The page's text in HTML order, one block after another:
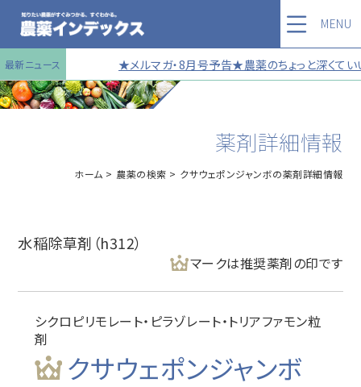
最新ニュース ★メルマガ・8月号予告★農薬のちょっと深く
MENU
薬剤詳細情報
ホーム 農薬の検索 クサウェポンジャンボの薬剤詳細情報
水稲除草剤（h312）
マークは推奨薬剤の印です
シクロピリモレート・ピラゾレート・トリアファモン粒
剤
クサウェポンジャンボ